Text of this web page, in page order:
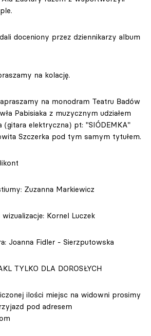
doceniony przez dziennikarzy album
na kolację.
na monodram Teatru Badów
Pabisiaka z muzycznym udziałem
(gitara elektryczna) pt: "SIÓDEMKA"
Szczerka pod tym samym tytułem.
Zuzanna Markiewicz
Kornel Luczek
Joanna Fidler - Sierzputowska
TYLKO DLA DOROSŁYCH
ilości miejsc na widowni prosimy
pod adresem